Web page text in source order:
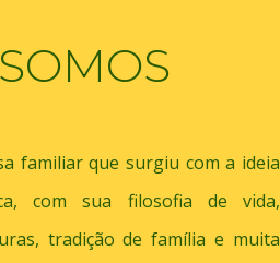
familiar que surgiu com a ideia
com sua filosofia de vida,
tradição de família e muita